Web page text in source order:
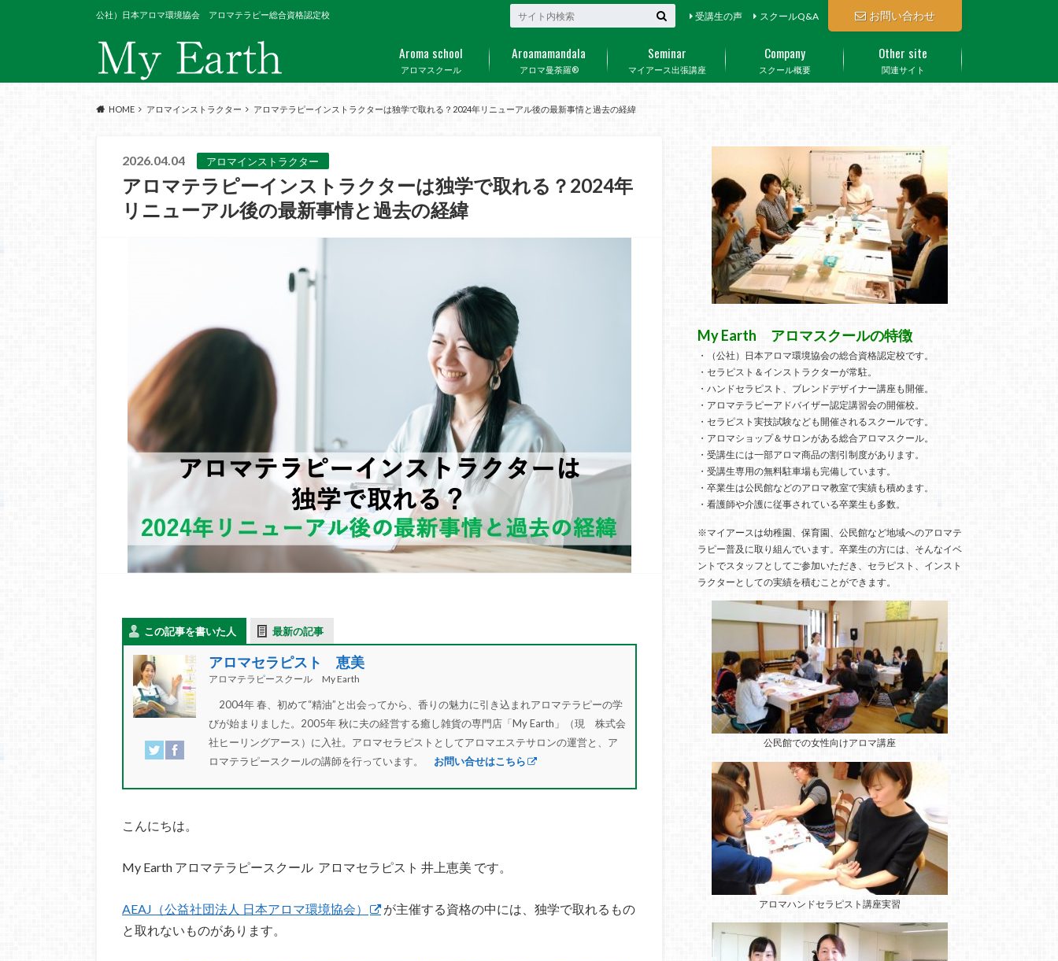
公社）日本アロマ環境協会 アロマテラピー総合資格認定校 お問い合わせ
受講生の声 スクールQ&A
アロマスクール
Aroma school
アロマ曼荼羅®
Aroamamandala
マイアース出張講座
Seminar
スクール概要
Company
関連サイト
Other site
HOME アロマインストラクター アロマテラピーインストラクターは独学で取れる？2024年リニューアル後の最新事情と過去の経緯
2026.04.04 アロマインストラクター
アロマテラピーインストラクターは独学で取れる？2024年
リニューアル後の最新事情と過去の経緯
この記事を書いた人 最新の記事
アロマセラピスト 恵美
アロマテラピースクール My Earth
2004年 春、初めて“精油”と出会ってから、香りの魅力に引き込まれアロマテラピーの学
びが始まりました。2005年 秋に夫の経営する癒し雑貨の専門店「My Earth」（現 株式会
社ヒーリングアース）に入社。アロマセラピストとしてアロマエステサロンの運営と、ア
ロマテラピースクールの講師を行っています。 お問い合せはこちら
こんにちは。
My Earth アロマテラピースクール アロマセラピスト 井上恵美 です。
AEAJ（公益社団法人 日本アロマ環境協会）
が主催する資格の中には、独学で取れるもの
と取れないものがあります。
My Earth アロマスクールの特徴
・（公社）日本アロマ環境協会の総合資格認定校です。
・セラピスト＆インストラクターが常駐。
・ハンドセラピスト、ブレンドデザイナー講座も開催。
・アロマテラピーアドバイザー認定講習会の開催校。
・セラピスト実技試験なども開催されるスクールです。
・アロマショップ＆サロンがある総合アロマスクール。
・受講生には一部アロマ商品の割引制度があります。
・受講生専用の無料駐車場も完備しています。
・卒業生は公民館などのアロマ教室で実績も積めます。
・看護師や介護に従事されている卒業生も多数。
※マイアースは幼稚園、保育園、公民館など地域へのアロマテ
ラピー普及に取り組んでいます。卒業生の方には、そんなイベ
ントでスタッフとしてご参加いただき、セラピスト、インスト
ラクターとしての実績を積むことができます。
公民館での女性向けアロマ講座
アロマハンドセラピスト講座実習